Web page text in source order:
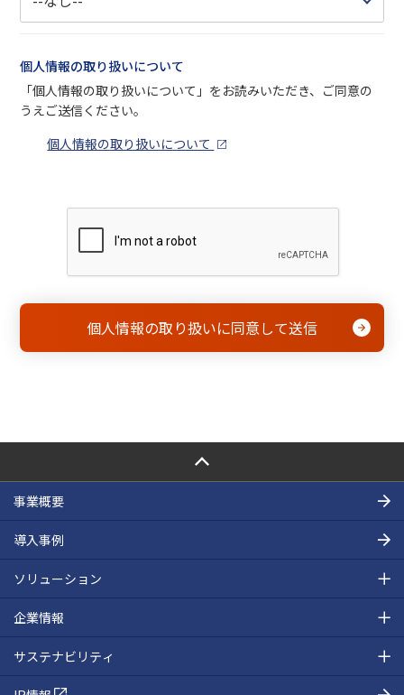
個人情報の取り扱いについて
「個人情報の取り扱いについて」をお読みいただき、ご同意の
うえご送信ください。
個人情報の取り扱いについて
PAGE TOP
事業概要
導入事例
ソリューション
企業情報
サステナビリティ